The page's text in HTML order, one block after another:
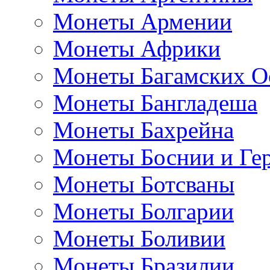
Монеты Армении
Монеты Африки
Монеты Багамских
Монеты Бангладеша
Монеты Бахрейна
Монеты Боснии и
Монеты Ботсваны
Монеты Болгарии
Монеты Боливии